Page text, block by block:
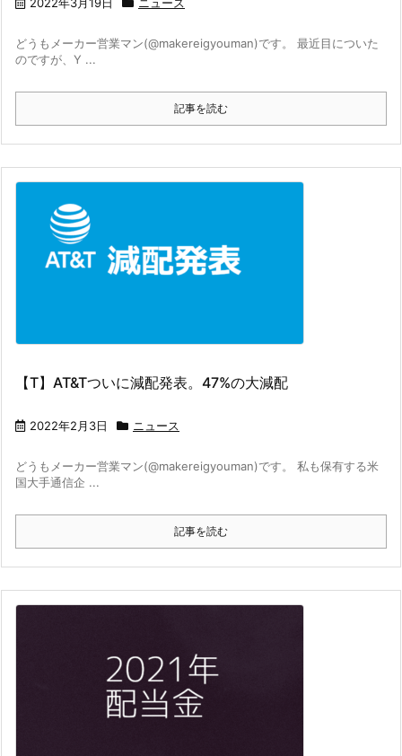
どうもメーカー営業マン(@makereigyouman)です。 最近目についた
のですが、Y ...
記事を読む
【T】AT&Tついに減配発表。47%の大減配
2022年2月3日 ニュース
どうもメーカー営業マン(@makereigyouman)です。 私も保有する米
国大手通信企 ...
記事を読む